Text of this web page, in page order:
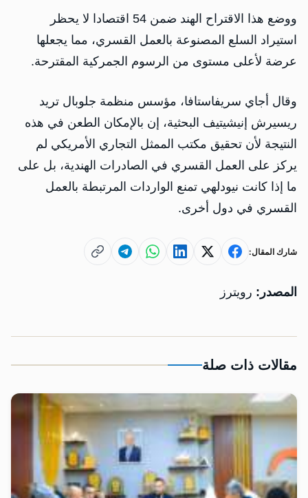
ووضع هذا الاقتراح الهند ضمن 54 اقتصادا لا يحظر ​
استيراد السلع ​المصنوعة بالعمل القسري، ⁠مما يجعلها
عرضة لأعلى مستوى من الرسوم الجمركية المقترحة.
وقال أجاي سريفاستافا، مؤسس منظمة ​جلوبال تريد
ريسيرش إنيشيتيف البحثية، إن بالإمكان الطعن ​في ⁠هذه
النتيجة لأن تحقيق مكتب الممثل التجاري الأمريكي لم
يركز على العمل القسري في الصادرات الهندية، بل على
ما ⁠إذا ​كانت نيودلهي تمنع الواردات المرتبطة ​بالعمل
القسري في دول أخرى.
شارك المقال:
المصدر: رويترز
مقالات ذات صلة